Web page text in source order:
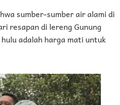
sumber-sumber air alami di
resapan di lereng Gunung
adalah harga mati untuk